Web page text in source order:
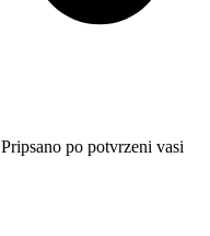
Pripsano po potvrzeni vasi